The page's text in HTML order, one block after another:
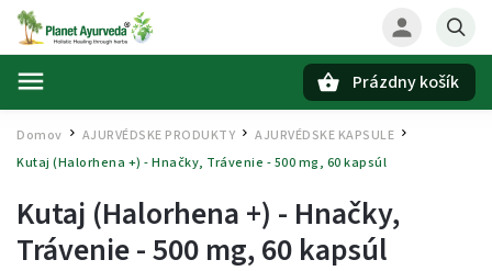
Prázdny košík
Domov AJURVÉDSKE PRODUKTY / AJURVÉDSKE KAPSULE /
Kutaj (Halorhena +) - Hnačky, Trávenie - 500 mg, 60 kapsúl
Kutaj (Halorhena +) - Hnačky,
Trávenie - 500 mg, 60 kapsúl